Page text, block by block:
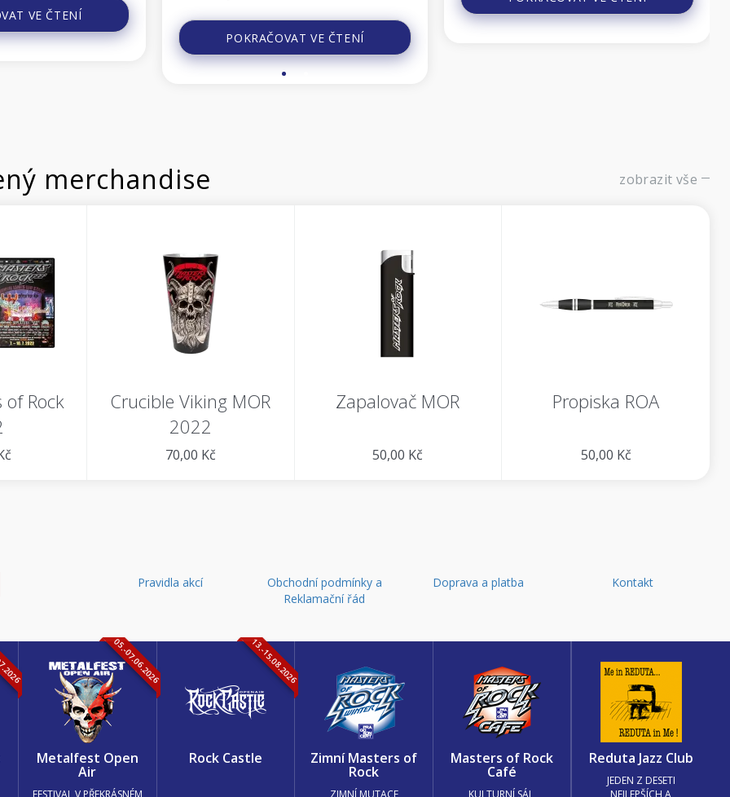
VE ČTENÍ
které vám pomohou pře...
merchandise zobrazit vše
of Rock
Crucible Viking MOR
2022
70,00 Kč
Zapalovač MOR
50,00 Kč
Propiska ROA
50,00 Kč
Pravidla akcí
Obchodní podmínky a
Reklamační řád
Doprava a platba Kontakt
05.-07.06.2026
Metalfest Open
Air
FESTIVAL V PŘEKRÁSNÉM
13.-15.08.2026
Rock Castle Zimní Masters of
Rock
ZIMNÍ MUTACE
Masters of Rock
Café
KULTURNÍ SÁL,
Reduta Jazz Club
JEDEN Z DESETI
NEJLEPŠÍCH A